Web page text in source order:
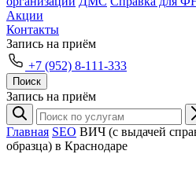
Акции
Контакты
Запись на приём
+7 (952) 8-111-333
Поиск
Запись на приём
Главная SEO ВИЧ (с выдачей
образца) в Краснодаре